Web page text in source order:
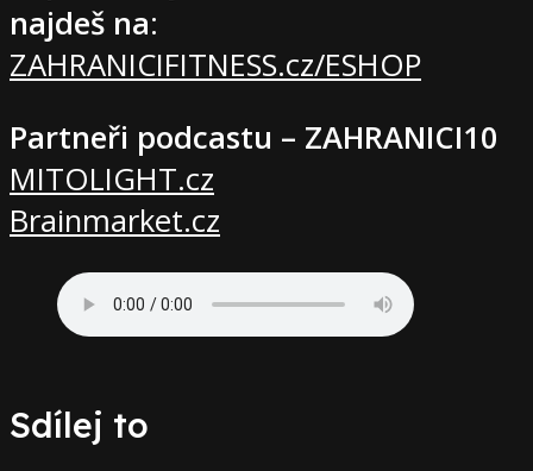
najdeš na:
ZAHRANICIFITNESS.cz/ESHOP
Partneři podcastu – ZAHRANICI10
MITOLIGHT.cz
Brainmarket.cz
Sdílej to